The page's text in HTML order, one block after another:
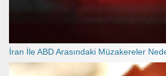
İran İle ABD Arasındaki Müzakereler